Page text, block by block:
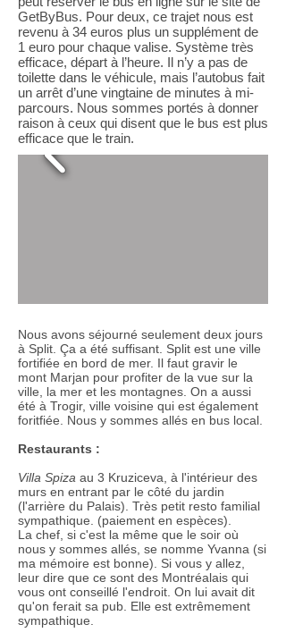
GetByBus. Pour deux, ce trajet nous est
revenu à 34 euros plus un supplément de
1 euro pour chaque valise. Système très
efficace, départ à l’heure. Il n’y a pas de
toilette dans le véhicule, mais l’autobus fait
un arrêt d’une vingtaine de minutes à mi-
parcours. Nous sommes portés à donner
raison à ceux qui disent que le bus est plus
efficace que le train.
Nous avons séjourné seulement deux jours
à Split. Ça a été suffisant. Split est une ville
fortifiée en bord de mer. Il faut gravir le
mont Marjan pour profiter de la vue sur la
ville, la mer et les montagnes. On a aussi
été à Trogir, ville voisine qui est également
foritfiée. Nous y sommes allés en bus local.
Restaurants :
Villa Spiza au 3 Kruziceva, à l'intérieur des
murs en entrant par le côté du jardin
(l'arrière du Palais). Très petit resto familial
sympathique. (paiement en espèces).
La chef, si c'est la même que le soir où
nous y sommes allés, se nomme Yvanna (si
ma mémoire est bonne). Si vous y allez,
leur dire que ce sont des Montréalais qui
vous ont conseillé l'endroit. On lui avait dit
qu'on ferait sa pub. Elle est extrêmement
sympathique.